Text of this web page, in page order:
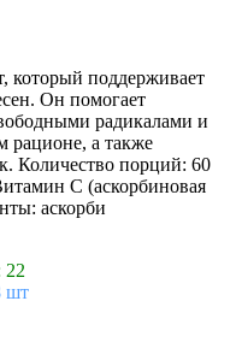
поддерживает
Он помогает
радикалами и
рационе, а также
Количество порций: 60
С (аскорбиновая
аскорби
22
шт